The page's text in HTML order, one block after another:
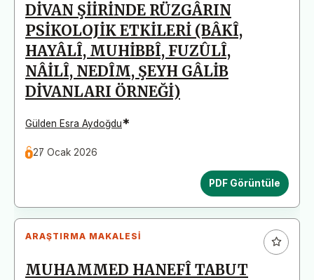
DİVAN ŞİİRİNDE RÜZGÂRIN
PSİKOLOJİK ETKİLERİ (BÂKÎ,
HAYÂLÎ, MUHİBBÎ, FUZÛLÎ,
NÂİLÎ, NEDÎM, ŞEYH GÂLİB
DİVANLARI ÖRNEĞİ)
Gülden Esra Aydoğdu*
27 Ocak 2026
PDF Görüntüle
ARAŞTIRMA MAKALESI
MUHAMMED HANEFÎ TABUT